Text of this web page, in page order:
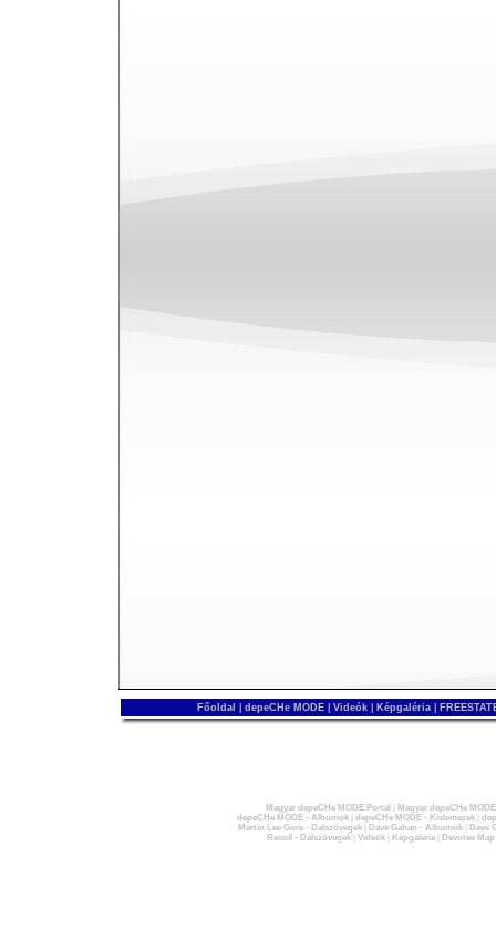
Főoldal depeCHe MODE Videók Képgaléria
Magyar depeCHe MODE Portál
Magyar depeCHe
depeCHe MODE - Albumok| depeCHe MODE - Kislemezek|
Martin Lee Gore - Dalszövegek| Dave Gahan - Albumok|
Dave
Recoil - Dalszövegek| Videók| Képgaléria| Devotee Map